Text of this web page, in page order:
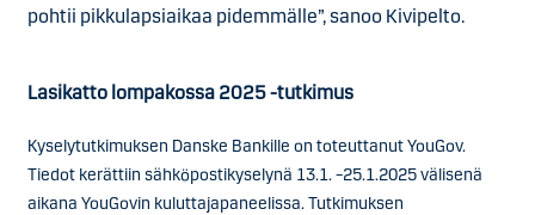
pohtii pikkulapsiaikaa pidemmälle”, sanoo Kivipelto.
Lasikatto lompakossa 2025 -tutkimus
Kyselytutkimuksen Danske Bankille on toteuttanut YouGov.
Tiedot kerättiin sähköpostikyselynä 13.1. –25.1.2025 välisenä
aikana YouGovin kuluttajapaneelissa. Tutkimuksen